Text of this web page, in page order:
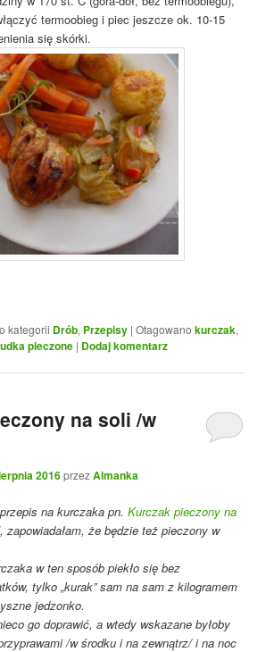
termoobieg i piec jeszcze ok. 10-15
się skórki.
kategorii Drób, Przepisy |Otagowano kurczak,
udka pieczone | Dodaj komentarz
na soli /w
2016przezAlmanka
na kurczaka pn.Kurczak pieczony na
, zapowiadałam, że będzie też pieczony w
w ten sposób piekło się bez
tylko „kurak” sam na sam z kilogramem
jedzonko.
go doprawić, a wtedy wskazane byłoby
/w środku i na zewnątrz/ i na noc